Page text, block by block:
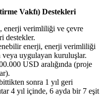
Vakfı) Destekleri
enerji verimliliği ve çevre
destekler.
enerji, enerji verimliliği
uygulayan kuruluşlar.
USD aralığında (proje
sonra 1 yıl geri
4 yıl içinde, 6 ayda bir 7 eşit